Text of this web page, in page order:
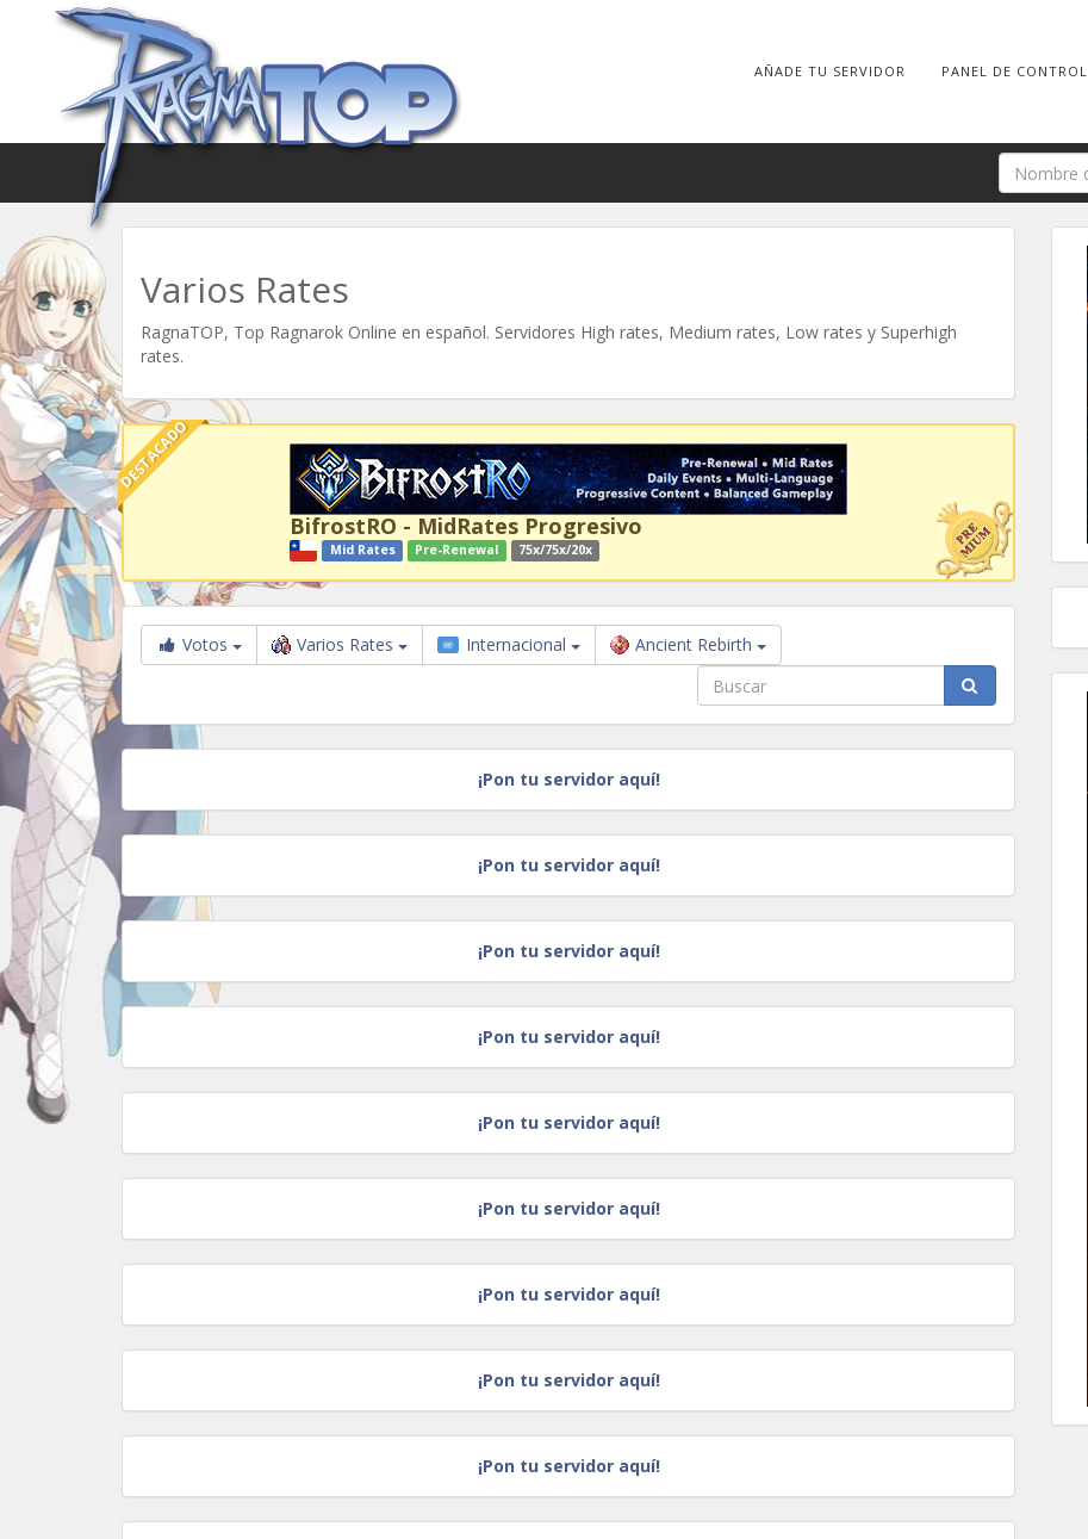
AÑADE TU SERVIDOR PANEL DE CONTROL
Varios Rates
RagnaTOP, Top Ragnarok Online en español. Servidores High rates, Medium rates, Low rates y Superhigh
rates.
DESTACADO
BifrostRO - MidRates Progresivo
Mid Rates Pre-Renewal 75x/75x/20x
Votos Varios Rates Internacional Ancient Rebirth
¡Pon tu servidor aquí!
¡Pon tu servidor aquí!
¡Pon tu servidor aquí!
¡Pon tu servidor aquí!
¡Pon tu servidor aquí!
¡Pon tu servidor aquí!
¡Pon tu servidor aquí!
¡Pon tu servidor aquí!
¡Pon tu servidor aquí!